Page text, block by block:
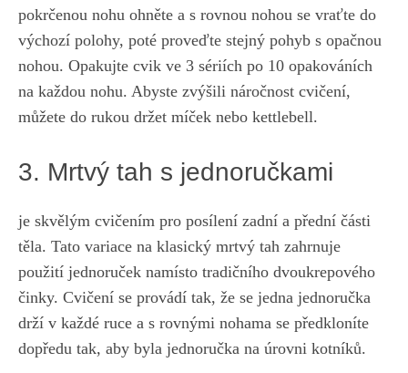
pokrčenou nohu ohněte a s rovnou nohou se vraťte do
výchozí polohy, ‌poté proveďte stejný pohyb s opačnou
nohou. Opakujte cvik ⁤ve 3 sériích po 10 opakováních
⁣na každou nohu. Abyste zvýšili náročnost cvičení,
můžete do rukou držet míček nebo kettlebell.
3. Mrtvý tah s jednoručkami
je skvělým ⁤cvičením ⁢pro posílení zadní ‍a přední části
těla. Tato variace na klasický⁤ mrtvý⁢ tah zahrnuje
použití jednoruček ​namísto tradičního ⁢dvoukrepového
činky. Cvičení se provádí tak, že se jedna jednoručka
drží v každé‌ ruce a s rovnými nohama se předkloníte
dopředu tak, aby byla jednoručka na úrovni kotníků.